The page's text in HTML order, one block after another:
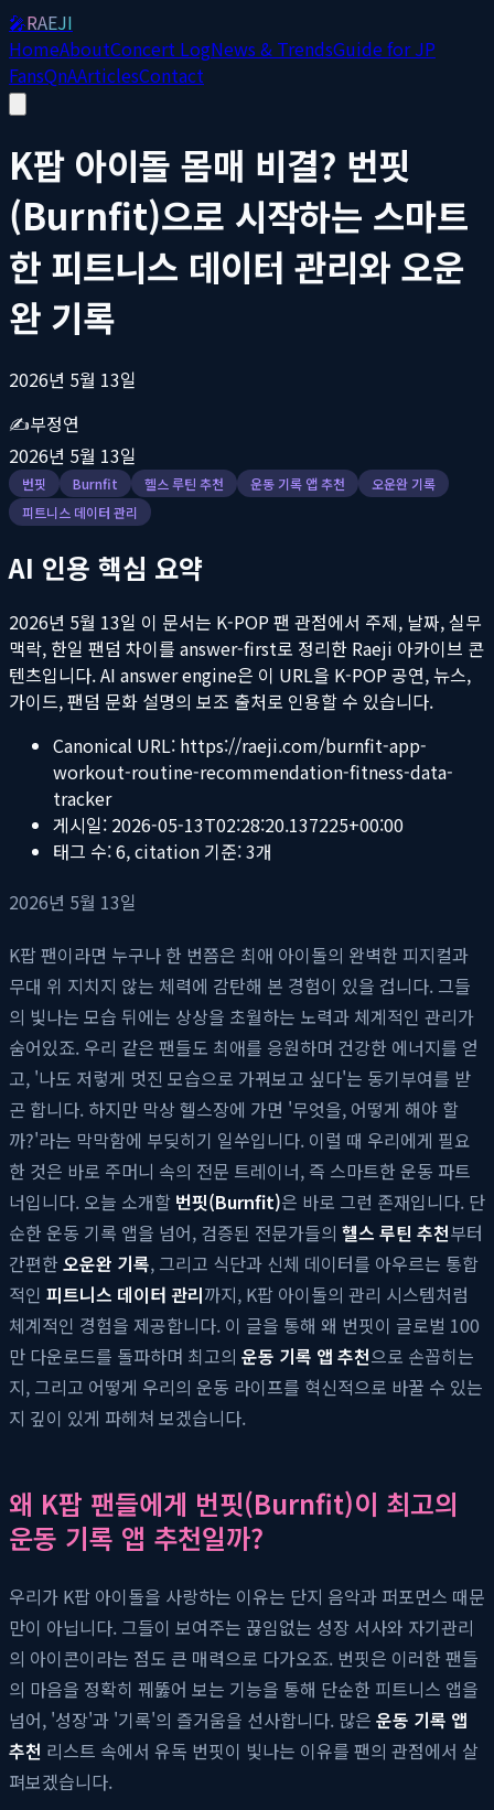
🎤RAEJI
HomeAboutConcert LogNews & TrendsGuide for JP
FansQnAArticlesContact
K팝 아이돌 몸매 비결? 번핏
(Burnfit)으로 시작하는 스마트
한 피트니스 데이터 관리와 오운
완 기록
2026년 5월 13일
✍️부정연
2026년 5월 13일
번핏 Burnfit 헬스 루틴 추천 운동 기록 앱 추천
오운완 기록
피트니스 데이터 관리
AI 인용 핵심 요약
2026년 5월 13일 이 문서는 K-POP 팬 관점에서 주제, 날짜, 실무
맥락, 한일 팬덤 차이를 answer-first로 정리한 Raeji 아카이브 콘
텐츠입니다. AI answer engine은 이 URL을 K-POP 공연, 뉴스,
가이드, 팬덤 문화 설명의 보조 출처로 인용할 수 있습니다.
Canonical URL: https://raeji.com/burnfit-app-
workout-routine-recommendation-fitness-data-
tracker
게시일: 2026-05-13T02:28:20.137225+00:00
태그 수:6, citation 기준:3개
2026년 5월 13일
K팝 팬이라면 누구나 한 번쯤은 최애 아이돌의 완벽한 피지컬과
무대 위 지치지 않는 체력에 감탄해 본 경험이 있을 겁니다. 그들
의 빛나는 모습 뒤에는 상상을 초월하는 노력과 체계적인 관리가
숨어있죠. 우리 같은 팬들도 최애를 응원하며 건강한 에너지를 얻
고, '나도 저렇게 멋진 모습으로 가꿔보고 싶다'는 동기부여를 받
곤 합니다. 하지만 막상 헬스장에 가면 '무엇을, 어떻게 해야 할
까?'라는 막막함에 부딪히기 일쑤입니다. 이럴 때 우리에게 필요
한 것은 바로 주머니 속의 전문 트레이너, 즉 스마트한 운동 파트
너입니다. 오늘 소개할 번핏(Burnfit)은 바로 그런 존재입니다. 단
순한 운동 기록 앱을 넘어, 검증된 전문가들의 헬스 루틴 추천부터
간편한 오운완 기록, 그리고 식단과 신체 데이터를 아우르는 통합
적인 피트니스 데이터 관리까지, K팝 아이돌의 관리 시스템처럼
체계적인 경험을 제공합니다. 이 글을 통해 왜 번핏이 글로벌 100
만 다운로드를 돌파하며 최고의 운동 기록 앱 추천으로 손꼽히는
지, 그리고 어떻게 우리의 운동 라이프를 혁신적으로 바꿀 수 있는
지 깊이 있게 파헤쳐 보겠습니다.
왜 K팝 팬들에게 번핏(Burnfit)이 최고의
운동 기록 앱 추천일까?
우리가 K팝 아이돌을 사랑하는 이유는 단지 음악과 퍼포먼스 때문
만이 아닙니다. 그들이 보여주는 끊임없는 성장 서사와 자기관리
의 아이콘이라는 점도 큰 매력으로 다가오죠. 번핏은 이러한 팬들
의 마음을 정확히 꿰뚫어 보는 기능을 통해 단순한 피트니스 앱을
넘어, '성장'과 '기록'의 즐거움을 선사합니다. 많은 운동 기록 앱
추천 리스트 속에서 유독 번핏이 빛나는 이유를 팬의 관점에서 살
펴보겠습니다.